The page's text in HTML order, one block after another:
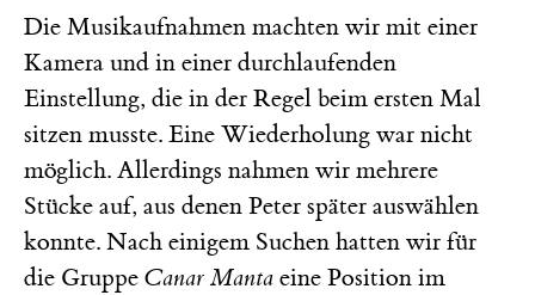
Die Musikaufnahmen machten wir mit einer
Kamera und in einer durchlaufenden
Einstellung, die in der Regel beim ersten Mal
sitzen musste. Eine Wiederholung war nicht
möglich. Allerdings nahmen wir mehrere
Stücke auf, aus denen Peter später auswählen
konnte. Nach einigem Suchen hatten wir für
die Gruppe Canar Manta eine Position im